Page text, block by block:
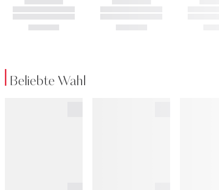
Beliebte Wahl